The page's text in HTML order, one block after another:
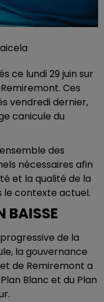
ce lundi 29 juin sur
Ces
vendredi dernier,
canicule du
des
nécessaires afin
et la qualité de la
le contexte actuel.
BAISSE
de la
la gouvernance
de Remiremont a
Blanc et du Plan